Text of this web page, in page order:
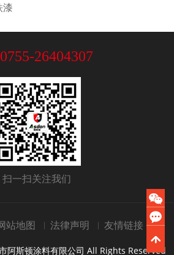
漆
0755-26404307
扫一扫关注我们
站地图 法律声明 友情链接
阿斯顿涂料有限公司 All Rights Reserved